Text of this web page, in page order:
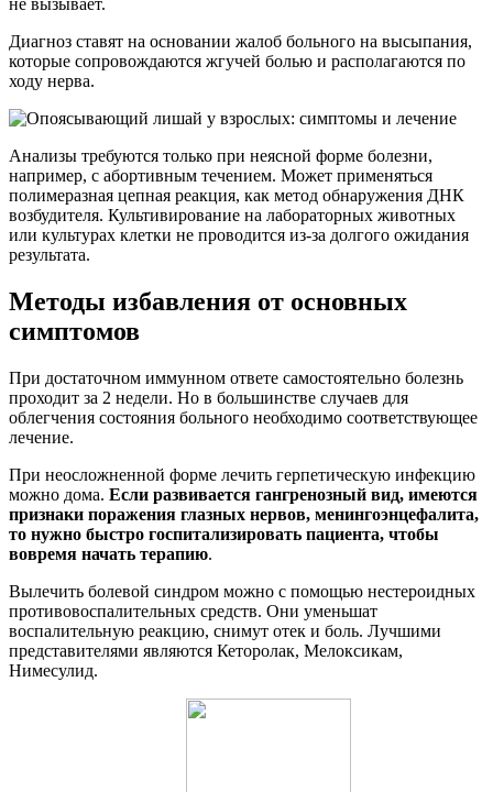
не вызывает.
Диагноз ставят на основании жалоб больного на высыпания,
которые сопровождаются жгучей болью и располагаются по
ходу нерва.
Анализы требуются только при неясной форме болезни,
например, с абортивным течением. Может применяться
полимеразная цепная реакция, как метод обнаружения ДНК
возбудителя. Культивирование на лабораторных животных
или культурах клетки не проводится из-за долгого ожидания
результата.
Методы избавления от основных
симптомов
При достаточном иммунном ответе самостоятельно болезнь
проходит за 2 недели. Но в большинстве случаев для
облегчения состояния больного необходимо соответствующее
лечение.
При неосложненной форме лечить герпетическую инфекцию
можно дома. Если развивается гангренозный вид, имеются
признаки поражения глазных нервов, менингоэнцефалита,
то нужно быстро госпитализировать пациента, чтобы
вовремя начать терапию.
Вылечить болевой синдром можно с помощью нестероидных
противовоспалительных средств. Они уменьшат
воспалительную реакцию, снимут отек и боль. Лучшими
представителями являются Кеторолак, Мелоксикам,
Нимесулид.